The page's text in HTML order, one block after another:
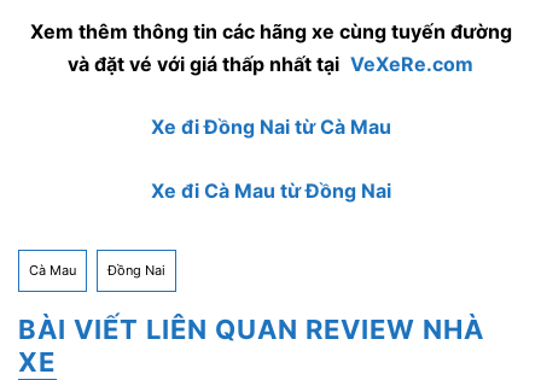
Xem thêm thông tin các hãng xe cùng tuyến đường
và đặt vé với giá thấp nhất tại VeXeRe.com
Xe đi Đồng Nai từ Cà Mau
Xe đi Cà Mau từ Đồng Nai
Cà Mau Đồng Nai
BÀI VIẾT LIÊN QUAN REVIEW NHÀ
XE